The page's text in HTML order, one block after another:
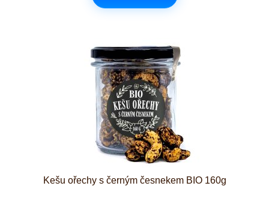
Kešu ořechy s černým česnekem BIO 160g